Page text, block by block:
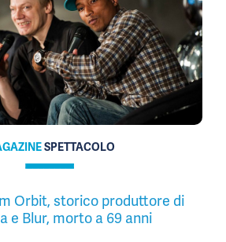
SPETTACOLO
Orbit, storico produttore di
e Blur, morto a 69 anni